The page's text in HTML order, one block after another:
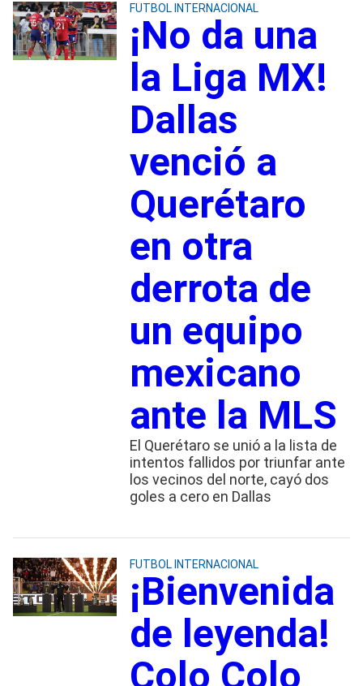
FUTBOL INTERNACIONAL
¡No da una
la Liga MX!
Dallas
venció a
Querétaro
en otra
derrota de
un equipo
mexicano
ante la MLS
El Querétaro se unió a la lista de
intentos fallidos por triunfar ante
los vecinos del norte, cayó dos
goles a cero en Dallas
FUTBOL INTERNACIONAL
¡Bienvenida
de leyenda!
Colo Colo